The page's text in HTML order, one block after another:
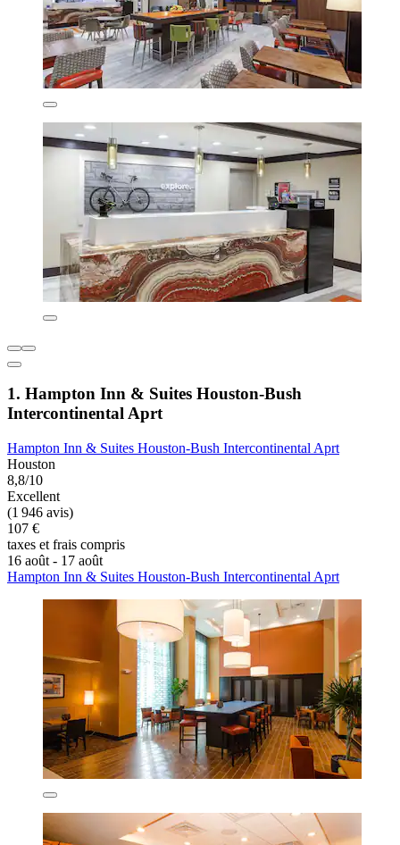
1. Hampton Inn & Suites Houston-Bush
Intercontinental Aprt
Hampton Inn & Suites Houston-Bush Intercontinental Aprt
Houston
8,8/10
Excellent
(1 946 avis)
107 €
taxes et frais compris
16 août - 17 août
Hampton Inn & Suites Houston-Bush Intercontinental Aprt